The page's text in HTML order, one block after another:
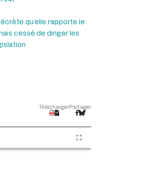
qu’elle rapporte le
cessé de diriger les
TéléchargerPartager